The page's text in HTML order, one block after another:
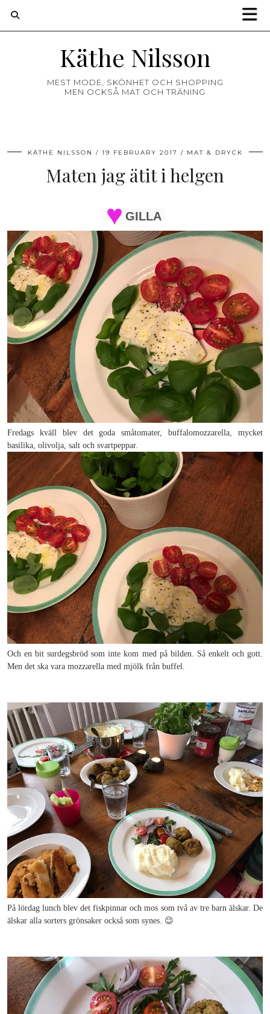
Käthe Nilsson
MEST MODE, SKÖNHET OCH SHOPPING
MEN OCKSÅ MAT OCH TRÄNING
KÄTHE NILSSON 19 FEBRUARY 2017 MAT & DRYCK
Maten jag ätit i helgen
GILLA
Fredags kväll blev det goda småtomater, buffalomozzarella, mycket
basilika, olivolja, salt och svartpeppar.
Och en bit surdegsbröd som inte kom med på bilden. Så enkelt och gott.
Men det ska vara mozzarella med mjölk från buffel.
På lördag lunch blev det fiskpinnar och mos som två av tre barn älskar. De
älskar alla sorters grönsaker också som synes. 😉